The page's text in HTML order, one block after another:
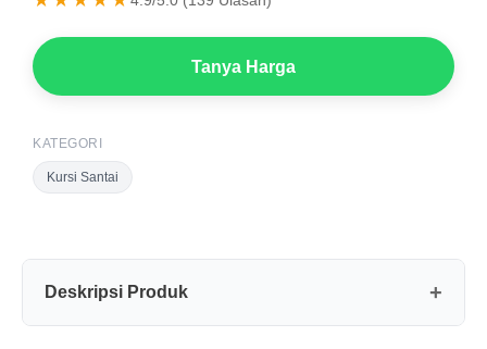
Tanya Harga
KATEGORI
Kursi Santai
Deskripsi Produk